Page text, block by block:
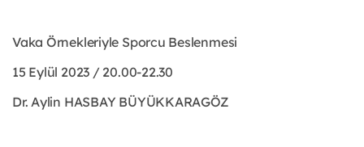
Vaka Örnekleriyle Sporcu Beslenmesi
15 Eylül 2023 / 20.00-22.30
Dr. Aylin HASBAY BÜYÜKKARAGÖZ